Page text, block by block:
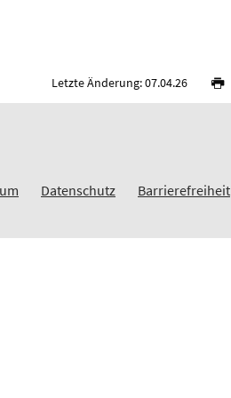
Letzte Änderung: 07.04.26
Datenschutz Barrierefreiheit